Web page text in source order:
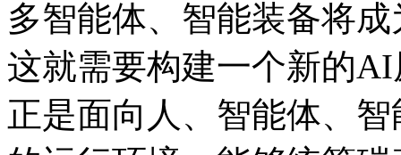
多智能体、智能装备将
这就需要构建一个新的AI
正是面向人、智能体、